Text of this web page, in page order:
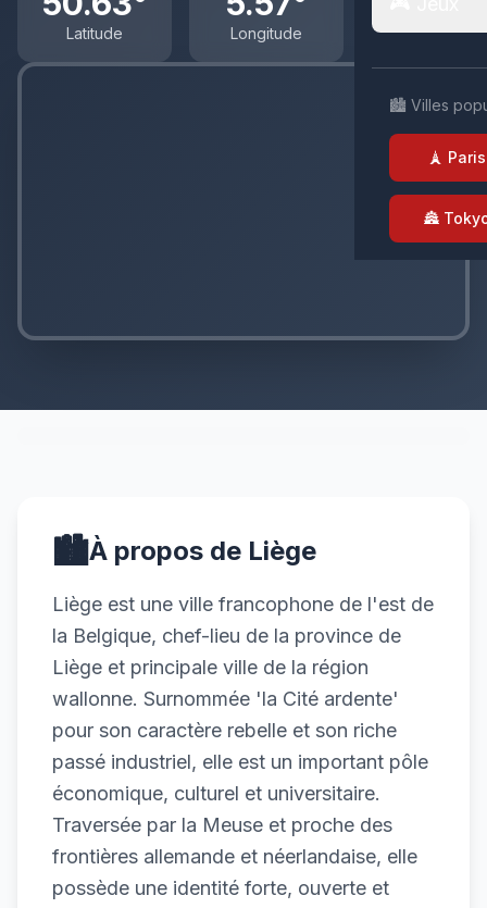
🏙️ Villes
🗼 Paris
🏯
Latitude Longitude
🏙️À propos de Liège
Liège est une ville francophone de l'est de
la Belgique, chef-lieu de la province de
Liège et principale ville de la région
wallonne. Surnommée 'la Cité ardente'
pour son caractère rebelle et son riche
passé industriel, elle est un important pôle
économique, culturel et universitaire.
Traversée par la Meuse et proche des
frontières allemande et néerlandaise, elle
possède une identité forte, ouverte et